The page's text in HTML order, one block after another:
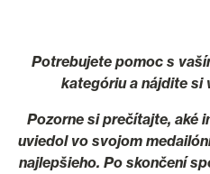
Potrebujete pomoc s
kategóriu a nájdite si
Pozorne si prečítajte, aké
uviedol vo svojom
najlepšieho. Po skončení